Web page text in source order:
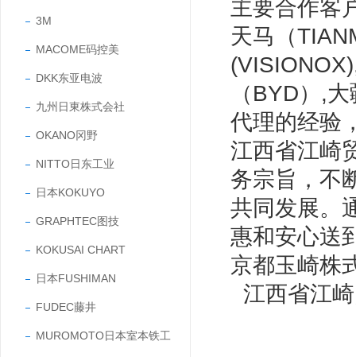
3M
MACOME码控美
DKK东亚电波
九州日東株式会社
OKANO冈野
NITTO日东工业
日本KOKUYO
GRAPHTEC图技
KOKUSAI CHART
日本FUSHIMAN
FUDEC藤井
MUROMOTO日本室本铁工
主要合作客
天马（
（BYD）,
代理的经验
江西省江崎
务宗旨，不
共同发展。
惠和安心送
京都玉崎株
江西省江